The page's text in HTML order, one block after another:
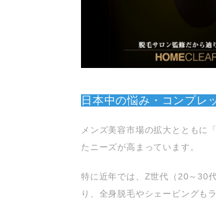
日本中の悩み・コンプレ
メンズ美容市場の拡大とともに
たニーズが高まっています。
特に近年では、Z世代（20～30
り、全身脱毛やシェービングも